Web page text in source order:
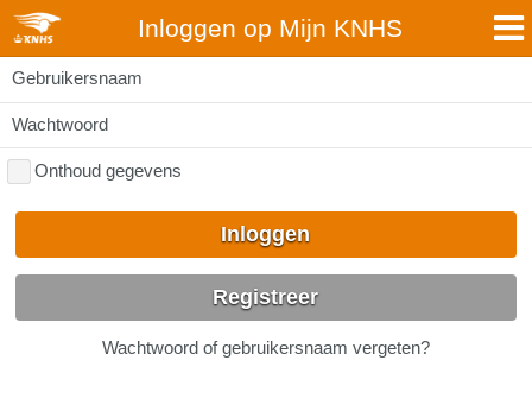
Inloggen op Mijn KNHS
Gebruikersnaam
Wachtwoord
Onthoud gegevens
Inloggen
Registreer
Wachtwoord of gebruikersnaam vergeten?